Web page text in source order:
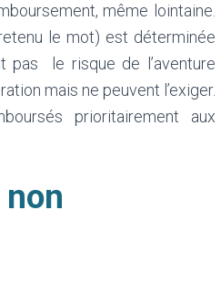
même lointaine.
le mot) est déterminée
pas le risque de l’aventure
mais ne peuvent l’exiger.
prioritairement aux